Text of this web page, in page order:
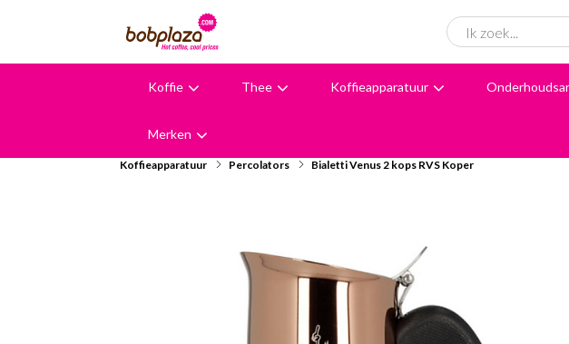
Koffie Thee Koffieapparatuur
Merken
Koffieapparatuur Percolators Bialetti Venus 2 kops RVS Koper